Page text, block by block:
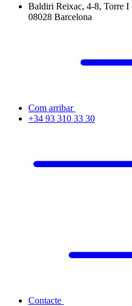
Baldiri Reixac, 4-8, Torre I
08028 Barcelona
Com arribar
+34 93 310 33 30
Contacte